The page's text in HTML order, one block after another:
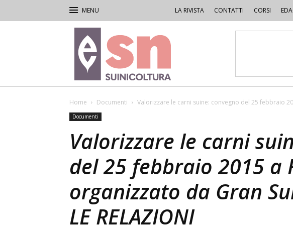
LA RIVISTA CONTATTI CORSI
Rivista
di
Suinicoltura
Home Documenti Valorizzare le carni suine: convegno del 25 febbraio
Documenti
Valorizzare le carni
del 25 febbraio 2015 a
organizzato da Gran
LE RELAZIONI